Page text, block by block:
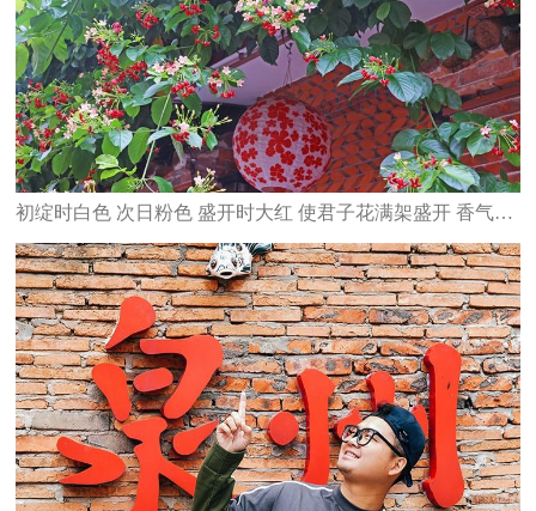
初绽时白色 次日粉色 盛开时大红 使君子花满架盛开 香气四溢